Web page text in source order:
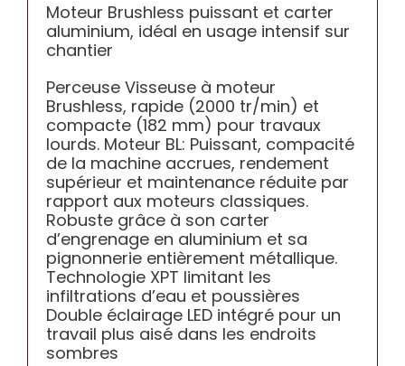
CONTACT
Moteur Brushless puissant et carter
aluminium, idéal en usage intensif sur
chantier
Perceuse Visseuse à moteur
Brushless, rapide (2000 tr/min) et
compacte (182 mm) pour travaux
lourds. Moteur BL: Puissant, compacité
de la machine accrues, rendement
supérieur et maintenance réduite par
rapport aux moteurs classiques.
Robuste grâce à son carter
d’engrenage en aluminium et sa
pignonnerie entièrement métallique.
Technologie XPT limitant les
infiltrations d’eau et poussières
Double éclairage LED intégré pour un
travail plus aisé dans les endroits
sombres